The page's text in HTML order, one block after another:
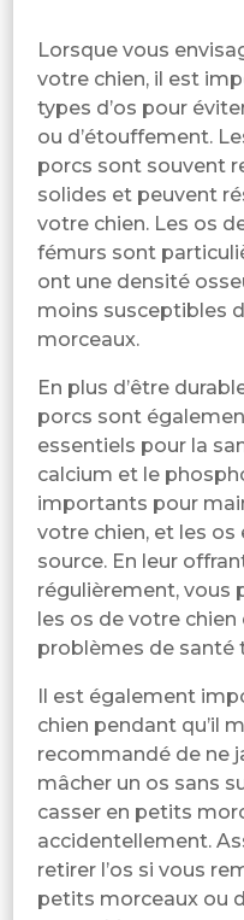
Lorsque vous
votre chien, il est
types d’os pour
ou d’étouffement.
porcs sont souvent
solides et peuvent
votre chien. Les os
fémurs sont
ont une densité
moins susceptibles
morceaux.
En plus d’être
porcs sont
essentiels pour la
calcium et le
importants pour
votre chien, et les
source. En leur
régulièrement, vous
les os de votre chien
problèmes de santé
Il est également
chien pendant qu’il
recommandé de ne
mâcher un os sans
casser en petits
accidentellement.
retirer l’os si vous
petits morceaux ou